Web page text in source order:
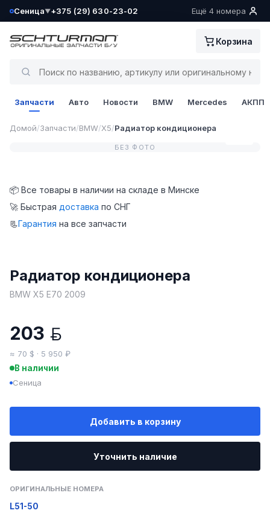
Сеница▼
Ваш склад определён как:
+375 (29) 630-23-02 Ещё 4 номера
Корзина
Запчасти Авто Новости BMW Mercedes АКПП
Домой/Запчасти/BMW/X5/Радиатор кондиционера
БЕЗ ФОТО
📦 Все товары в наличии на складе в Минске
🚀 Быстрая доставка по СНГ
📃Гарантия на все запчасти
Радиатор кондиционера
BMW X5 E70 2009
203
≈ 70 $ · 5 950 ₽
В наличии
Сеница
Добавить в корзину
Уточнить наличие
ОРИГИНАЛЬНЫЕ НОМЕРА
L51-50